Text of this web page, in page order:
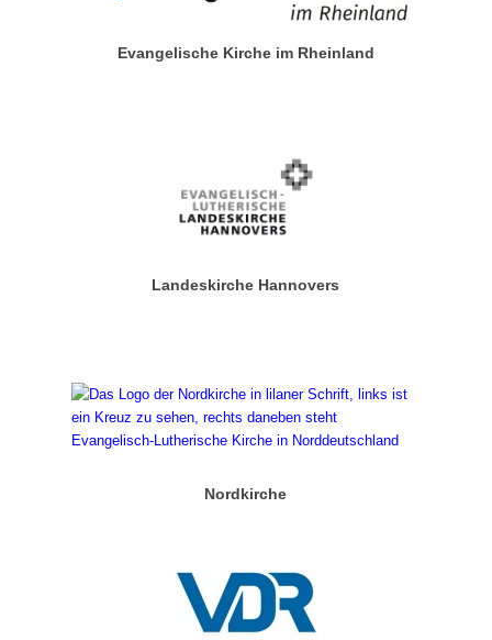
Evangelische Kirche im Rheinland
Landeskirche Hannovers
Nordkirche